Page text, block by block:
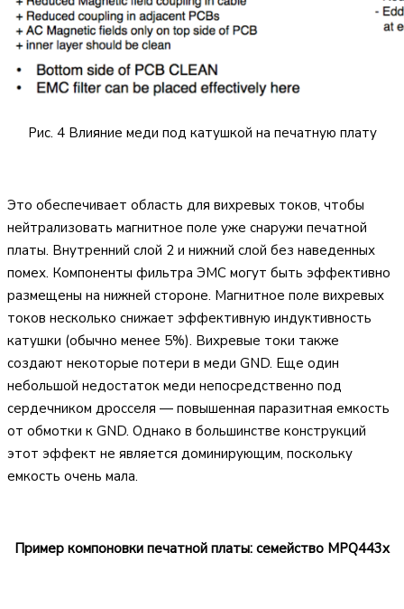
Рис. 4 Влияние меди под катушкой на печатную плату
Это обеспечивает область для вихревых токов, чтобы
нейтрализовать магнитное поле уже снаружи печатной
платы. Внутренний слой 2 и нижний слой без наведенных
помех. Компоненты фильтра ЭМС могут быть эффективно
размещены на нижней стороне. Магнитное поле вихревых
токов несколько снижает эффективную индуктивность
катушки (обычно менее 5%). Вихревые токи также
создают некоторые потери в меди GND. Еще один
небольшой недостаток меди непосредственно под
сердечником дросселя — повышенная паразитная емкость
от обмотки к GND. Однако в большинстве конструкций
этот эффект не является доминирующим, поскольку
емкость очень мала.
Пример компоновки печатной платы: семейство MPQ443x